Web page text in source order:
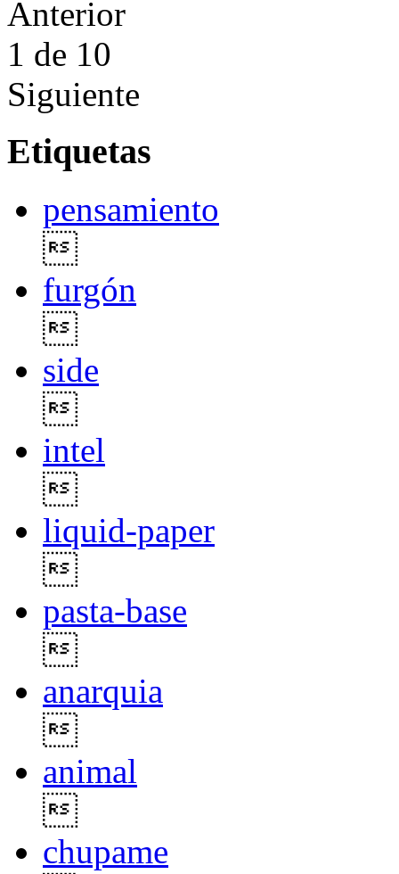
Anterior
1 de 10
Siguiente
Etiquetas
pensamiento
furgón
side
intel
liquid-paper
pasta-base
anarquia
animal
chupame